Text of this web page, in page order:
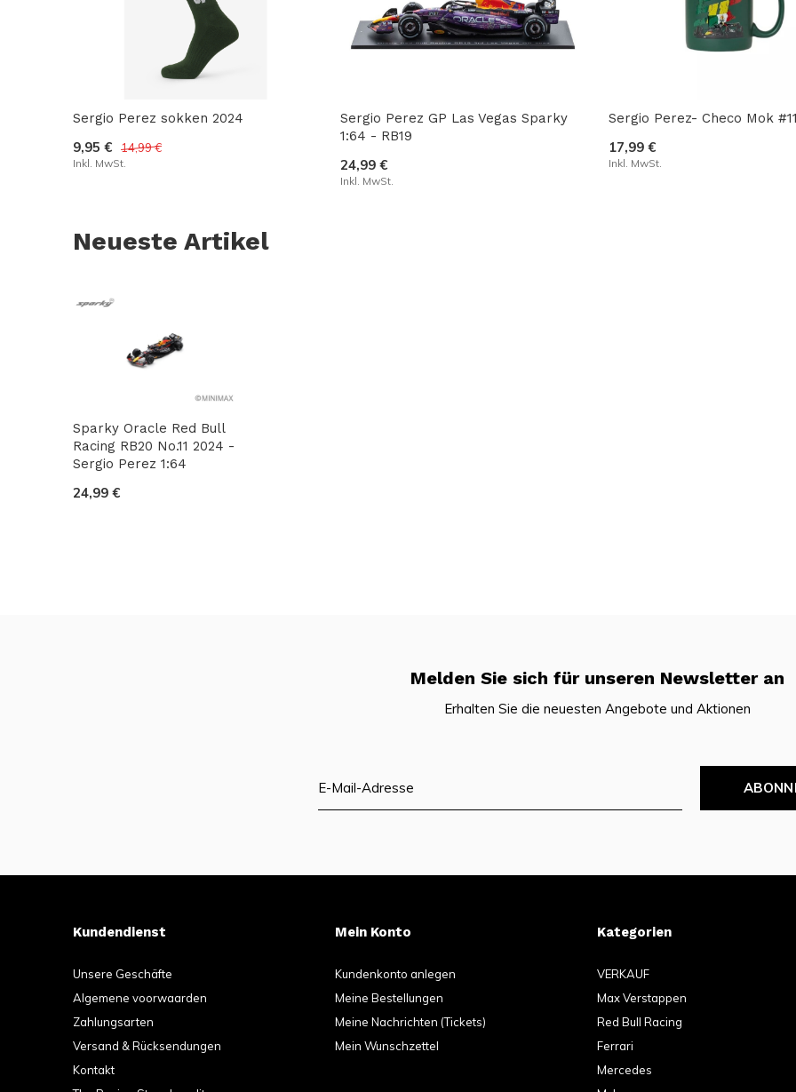
Sergio Perez sokken 2024
9,95 € 14,99 €
Inkl. MwSt.
Sergio Perez GP Las Vegas Sparky
1:64 - RB19
24,99 €
Inkl. MwSt.
Sergio Perez- Checo Mok
17,99 €
Inkl. MwSt.
Neueste Artikel
Sparky Oracle Red Bull
Racing RB20 No.11 2024 -
Sergio Perez 1:64
24,99 €
Melden Sie sich für unseren Newsletter an
Erhalten Sie die neuesten Angebote und Aktionen
Kundendienst
Unsere Geschäfte
Algemene voorwaarden
Zahlungsarten
Versand & Rücksendungen
Kontakt
Mein Konto
Kundenkonto anlegen
Meine Bestellungen
Meine Nachrichten (Tickets)
Mein Wunschzettel
Kategorien
VERKAUF
Max Verstappen
Red Bull Racing
Ferrari
Mercedes